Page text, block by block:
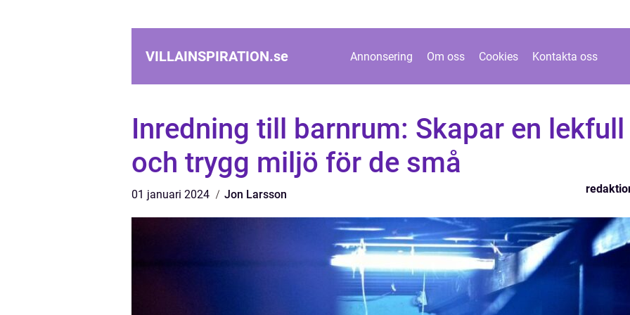
VILLAINSPIRATION.se Annonsering Om oss Cookies Kontakta oss
Inredning till barnrum: Skapar en lekfull
och trygg miljö för de små
01 januari 2024 Jon Larsson